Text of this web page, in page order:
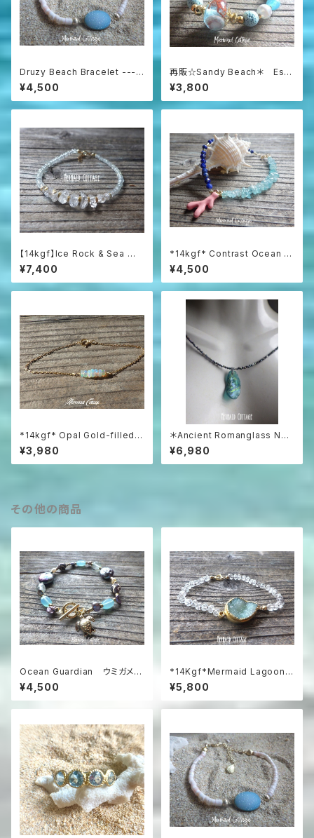
Druzy Beach Bracelet ---b
lue druzy & shell
¥4,500
再販☆Sandy Beach＊ Ess
ential Oil Diffuser Bracelet
¥3,800
【14kgf】Ice Rock & Sea 氷
粒のハーキマー＆アクアマリン
ブレスレット
¥7,400
*14kgf* Contrast Ocean Br
acelet 海のコントラスト☆ハ
ーフ＆ハーフブレスレット
¥4,500
*14kgf* Opal Gold-filled B
racelet
¥3,980
＊Ancient Romanglass Nec
klace3WAY☆ローマングラス
ブラックスピネルネックレス☆ユ
ニセックス☆
¥6,980
その他の商品
Ocean Guardian ウミガメが
泳ぐ楽園のブレスレット（ゆった
りサイズ）
¥4,500
*14Kgf*Mermaid Lagoon B
racelet *グリーンアメジスト
¥5,800